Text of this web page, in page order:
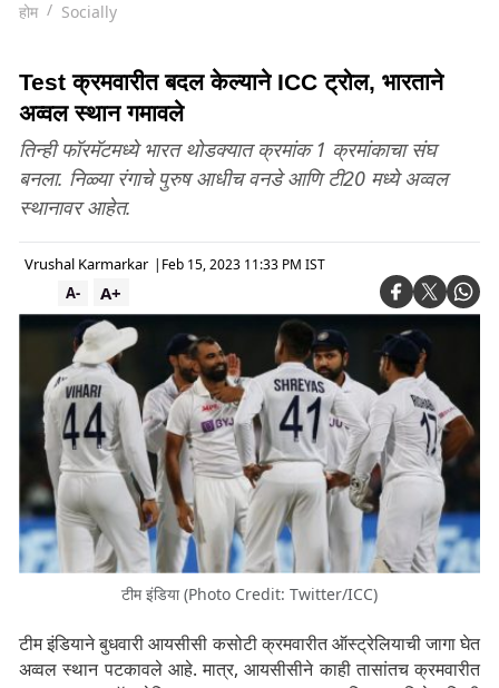
होम Socially
Test क्रमवारीत बदल केल्याने ICC ट्रोल, भारताने
अव्वल स्थान गमावले
तिन्ही फॉरमॅटमध्ये भारत थोडक्यात क्रमांक 1 क्रमांकाचा संघ
बनला. निळ्या रंगाचे पुरुष आधीच वनडे आणि टी20 मध्ये अव्वल
स्थानावर आहेत.
Vrushal Karmarkar | Feb 15, 2023 11:33 PM IST
A+
A-
टीम इंडिया (Photo Credit: Twitter/ICC)
टीम इंडियाने बुधवारी आयसीसी कसोटी क्रमवारीत ऑस्ट्रेलियाची जागा घेत
अव्वल स्थान पटकावले आहे. मात्र, आयसीसीने काही तासांतच क्रमवारीत